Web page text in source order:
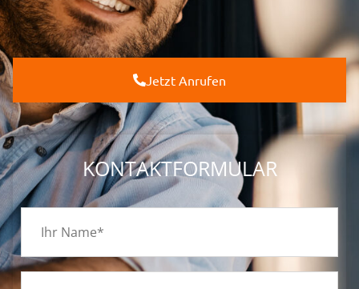
Jetzt Anrufen
KONTAKTFORMULAR